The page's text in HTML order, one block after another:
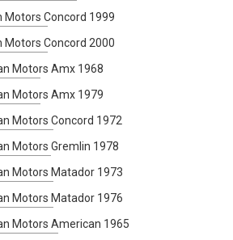
Concord 1999
Concord 2000
Motors Amx 1968
Motors Amx 1979
Motors Concord 1972
Motors Gremlin 1978
Motors Matador 1973
Motors Matador 1976
Motors American 1965